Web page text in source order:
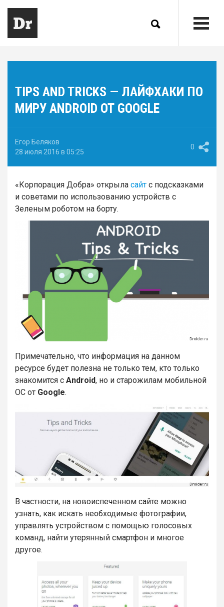
TIPS AND TRICKS — ЛАЙФХАКИ ПО
МИРУ ANDROID ОТ GOOGLE
Егор Беляков
28 июля 2016 в 05:25
0
«Корпорация Добра» открыла сайт с подсказками
и советами по использованию устройств с
Зеленым роботом на борту.
Примечательно, что информация на данном
ресурсе будет полезна не только тем, кто только
знакомится с Android, но и старожилам мобильной
ОС от Google.
В частности, на новоиспеченном сайте можно
узнать, как искать необходимые фотографии,
управлять устройством с помощью голосовых
команд, найти утерянный смартфон и многое
другое.